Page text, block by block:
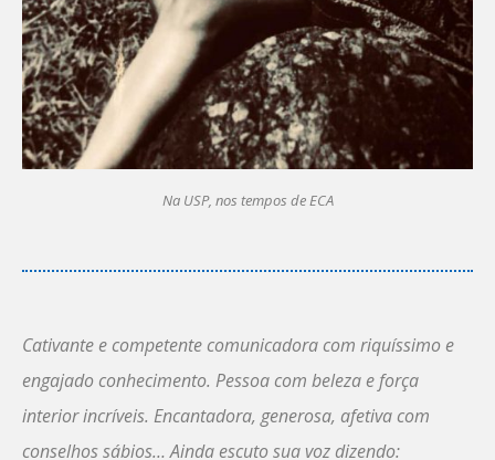
Na USP, nos tempos de ECA
Cativante e competente comunicadora com riquíssimo e
engajado conhecimento. Pessoa com beleza e força
interior incríveis. Encantadora, generosa, afetiva com
conselhos sábios… Ainda escuto sua voz dizendo: